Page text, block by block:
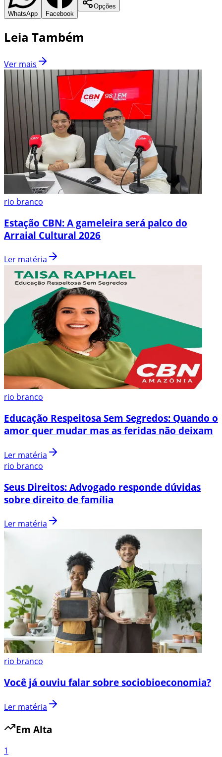
WhatsApp Facebook
Opções
Leia Também
Ver mais
rio branco
Estação CBN: A gameleira será palco do
Arraial Cultural 2026
Ler matéria
rio branco
Educação Respeitosa Sem Segredos: Quando o
amor quer mudar mas as feridas não deixam
Ler matéria
rio branco
Seus Direitos: Advogado responde dúvidas
sobre direito de família
Ler matéria
rio branco
Você já ouviu falar sobre sociobioeconomia?
Ler matéria
Em Alta
1